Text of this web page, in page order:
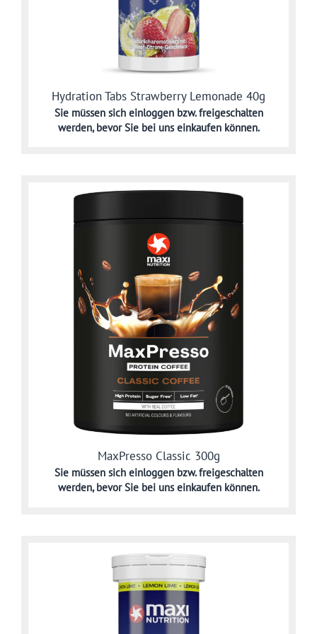
Hydration Tabs Strawberry Lemonade 40g
Sie müssen sich einloggen bzw. freigeschalten
werden,bevor Sie bei uns einkaufen können.
MaxPresso Classic 300g
Sie müssen sich einloggen bzw. freigeschalten
werden,bevor Sie bei uns einkaufen können.